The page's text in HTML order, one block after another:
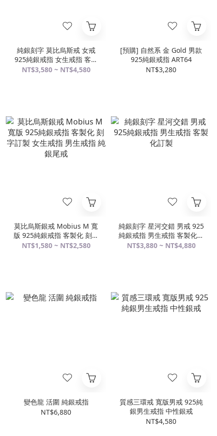
純銀刻字 莫比烏斯戒 女戒
925純銀戒指 女生戒指 客製
化訂製
NT$3,580 ~ NT$4,580
[預購] 自然系 金 Gold 男款
925純銀戒指 ART64
NT$3,280
莫比烏斯銀戒 Mobius M 寬
版 925純銀戒指 客製化 刻字
訂製 女生戒指 男生戒指 純
NT$1,580 ~ NT$2,580
純銀刻字 星河交錯 男戒 925
純銀戒指 男生戒指 客製化訂
製
NT$3,880 ~ NT$4,880
變色龍 活圍 純銀戒指
NT$6,880
質感三環戒 寬版男戒 925純
銀男生戒指 中性銀戒
NT$4,580